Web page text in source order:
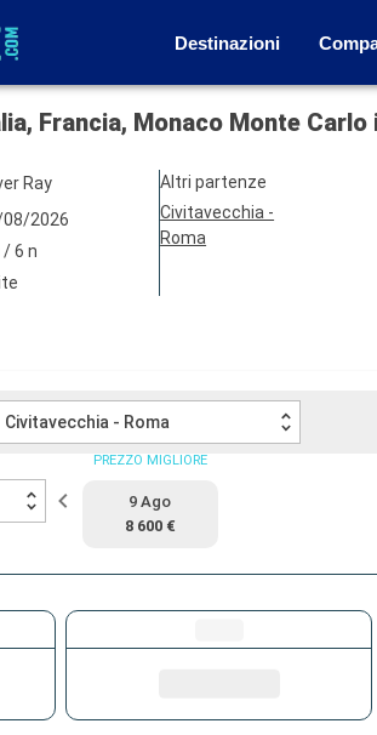
Destinazioni
Francia, Monaco Monte
Ray
2026
/ 6 n
Altri partenze
Civitavecchia -
Roma
Civitavecchia - Roma
PREZZO MIGLIORE
9 Ago
8 600 €